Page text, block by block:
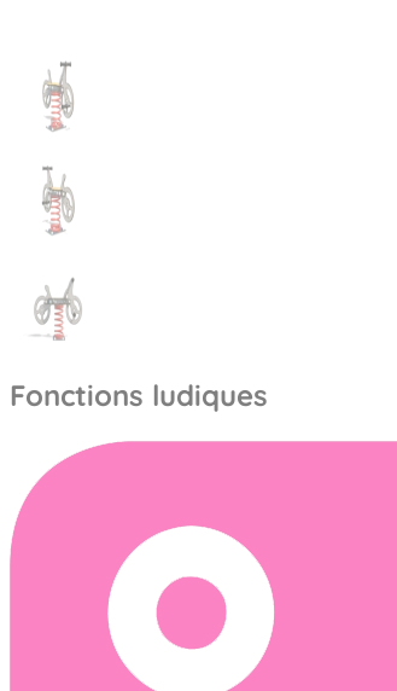
Fonctions ludiques